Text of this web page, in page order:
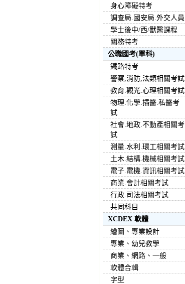
身心障礙特考
調查局.國安局.外交人員
學士後中/西/獸醫課程
關務特考
公職國考(單科)
鐵路特考
警察,消防,法類相關考試
教育.觀光.心理相關考試
物理.化學.插醫.私醫考
試
社會.地政.不動產相關考
試
測量.水利.環工相關考試
土木.結構.機械相關考試
電子.電機.資訊相關考試
商業.會計相關考試
行政.司法相關考試
共同科目
XCDEX 軟體
繪圖、專業設計
專業、幼兒教學
商業、網路、一般
軟體合輯
字型